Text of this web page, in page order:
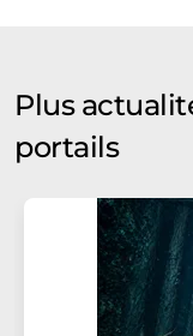
Plus
portails